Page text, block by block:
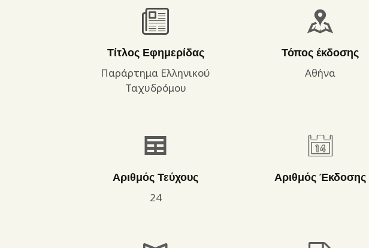
Τίτλος Εφημερίδας
Παράρτημα Ελληνικού
Ταχυδρόμου
Τόπος έκδοσης
Αθήνα
Αριθμός Τεύχους
24
Αριθμός Έκδοσης